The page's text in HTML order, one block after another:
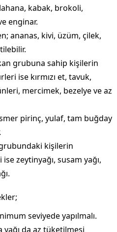
kabak, brokoli,
enginar.
ananas, kivi, üzüm, çilek,
grubuna sahip kişilerin
ise kırmızı et, tavuk,
mercimek, bezelye ve az
pirinç, yulaf, tam buğday
kişilerin
zeytinyağı, susam yağı,
seviyede yapılmalı.
yağı da az tüketilmesi